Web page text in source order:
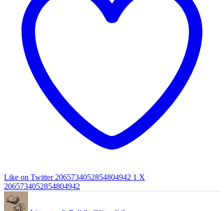
Like on Twitter 2065734052854804942 1 X
2065734052854804942